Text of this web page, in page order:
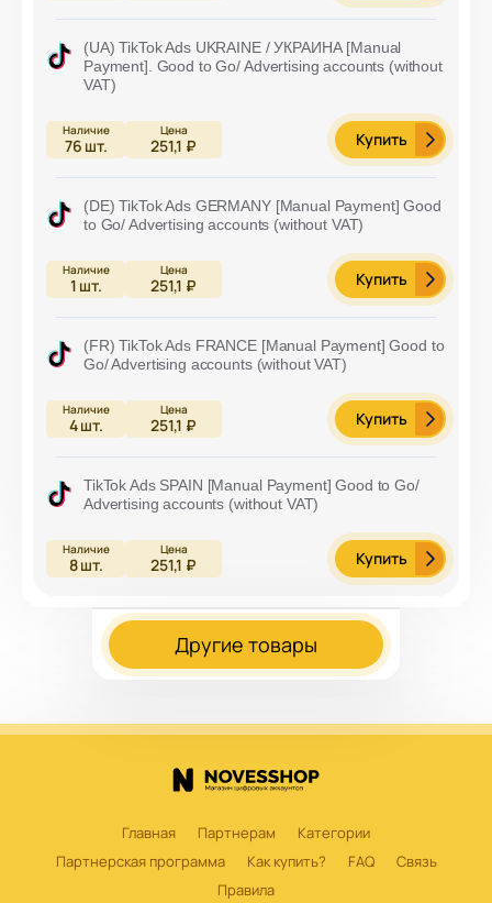
(UA) TikTok Ads UKRAINE / УКРАИНА [Manual
Payment]. Good to Go/ Advertising accounts (without
VAT)
76 шт. 251,1 ₽ Купить
(DE) TikTok Ads GERMANY [Manual Payment] Good
to Go/ Advertising accounts (without VAT)
1 шт. 251,1 ₽ Купить
(FR) TikTok Ads FRANCE [Manual Payment] Good to
Go/ Advertising accounts (without VAT)
4шт. 251,1 ₽ Купить
TikTok Ads SPAIN [Manual Payment] Good to Go/
Advertising accounts (without VAT)
8шт. 251,1 ₽ Купить
Другие товары
Главная Партнерам
Категории
Партнерская программа
Как купить? FAQ
Связь
Правила